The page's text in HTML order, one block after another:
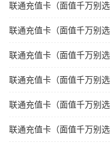
联通充值卡（面值千万别
联通充值卡（面值千万别
联通充值卡（面值千万别
联通充值卡（面值千万别
联通充值卡（面值千万别
联通充值卡（面值千万别